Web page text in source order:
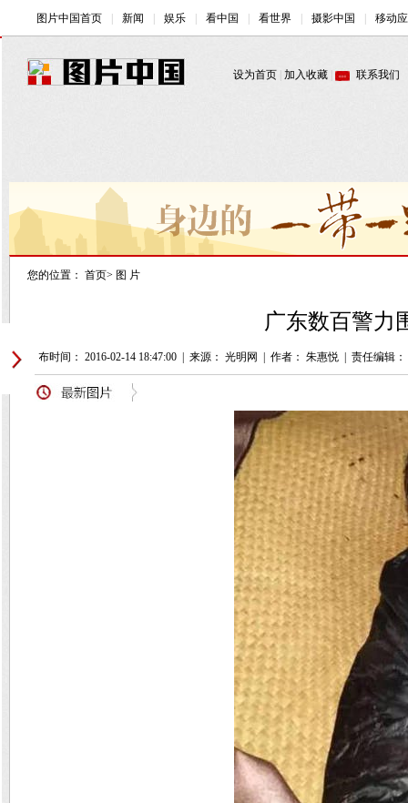
您的位置： 首页> 图 片
广东数百警力
发布时间： 2016-02-14 18:47:00 来源： 光明网 作者： 朱惠悦 责任编辑